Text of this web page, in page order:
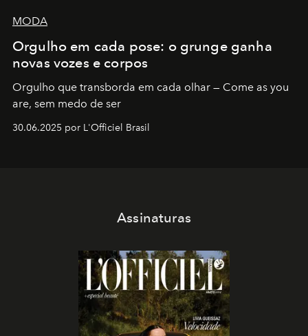
MODA
Orgulho em cada pose: o grunge ganha
novas vozes e corpos
Orgulho que transborda em cada olhar — Come as you
are, sem medo de ser
30.06.2025 por L'Officiel Brasil
Assinaturas